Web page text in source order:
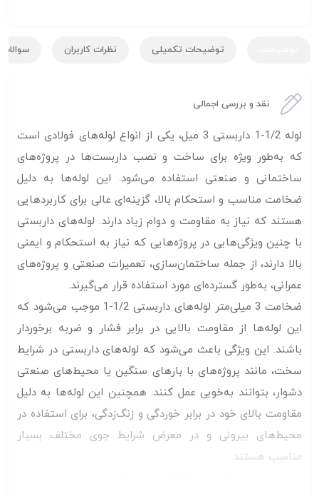
توضیحات تکمیلی نظرات کاربران سوالات
نقد و بررسی اجمالی
لوله 1/2-1 داربستی 3 میل، یکی از انواع لوله‌های فولادی است
که به‌طور ویژه برای ساخت و نصب داربست‌ها در پروژه‌های
ساختمانی و صنعتی استفاده می‌شود. این لوله‌ها به دلیل
ضخامت مناسب و استحکام بالا، گزینه‌ای عالی برای کاربردهایی
هستند که نیاز به مقاومت و دوام زیاد دارند. لوله‌های داربستی
با چنین ویژگی‌هایی در پروژه‌هایی که نیاز به استحکام و ایمنی
بالا دارند، از جمله ساختمان‌سازی، تعمیرات صنعتی و پروژه‌های
عمرانی، به‌طور گسترده‌ای مورد استفاده قرار می‌گیرند.
ضخامت 3 میلی‌متر لوله‌های داربستی 1/2-1 موجب می‌شود که
این لوله‌ها از مقاومت بالایی در برابر فشار و ضربه برخوردار
باشند. این ویژگی باعث می‌شود که لوله‌های داربستی در شرایط
سخت، مانند پروژه‌های با بارهای سنگین یا محیط‌های صنعتی
دشوار، بتوانند به‌خوبی عمل کنند. همچنین این لوله‌ها به دلیل
مقاومت بالای خود در برابر خوردگی و زنگ‌زدگی، برای استفاده در
محیط‌های بیرونی و در معرض شرایط جوی مختلف بسیار
مناسب هستند.